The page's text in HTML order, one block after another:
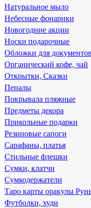
Натуральное мыло
Небесные фонарики
Новогодние акции
Носки подарочные
Обложки для документов
Органический кофе, чай
Открытки, Сказки
Пеналы
Покрывала пляжные
Предметы декора
Прикольные подарки
Резиновые сапоги
Сарафаны, платья
Стильные флешки
Сумки, клатчи
Сумкодержатели
Таро карты оракулы
Футболки, худи